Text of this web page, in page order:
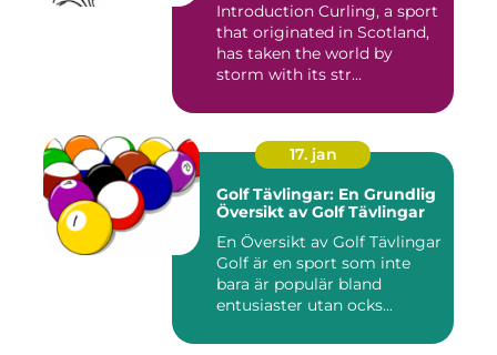
Introduction Curling, a sport
that originated in Scotland,
has taken the world by
storm with its str...
17. jan
Golf Tävlingar: En Grundlig
Översikt av Golf Tävlingar
En Översikt av Golf Tävlingar
Golf är en sport som inte
bara är populär bland
entusiaster utan ocks...